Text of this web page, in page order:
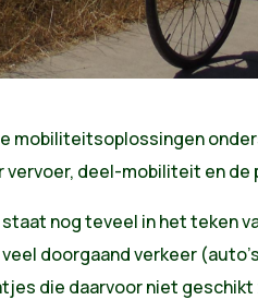
mobiliteitsoplossingen
vervoer, deel-mobiliteit en de
nog teveel in het teken
doorgaand verkeer
die daarvoor niet geschikt